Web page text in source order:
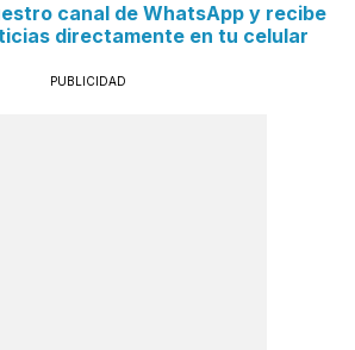
canal de WhatsApp y recibe
directamente en tu celular
PUBLICIDAD